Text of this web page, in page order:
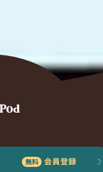
会員登録